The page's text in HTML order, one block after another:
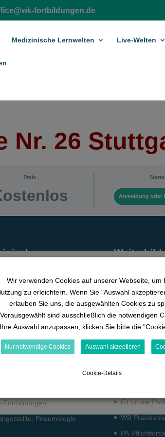
fortbildungen.de
Medizinische Lernwelten Live-Welten
Nr. 26
Preis
Anmeldung oder
0% VOLLSTÄNDIG
0% VOLLSTÄNDIG
0% VOLLSTÄNDIG
Pflichtfort­bildun­gen
Fort­bildun­gen
Pneumo­logie
generalistisch
Basiskurs
pädiatrisch
Aufbaukurs –
Schmerz
Spezielle
Fit für die
WB
PA-
Wir verwenden Cookies auf unserer Webseite, um
zu erleichtern. Wenn Sie "Auswahl
erlauben Sie uns, die ausgewählten Cookies zu
Vorausgewählt sind ausschließlich die notwendigen
Ihre Auswahl anzupassen, klicken Sie bitte die
Nur notwendige Cookies Auswahl akzeptieren
Cookie-Details